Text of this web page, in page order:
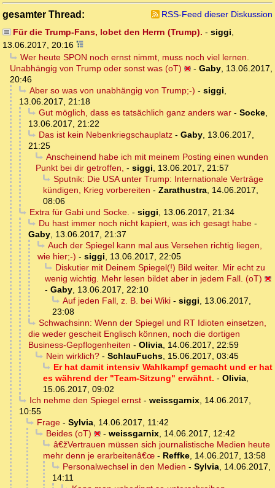
gesamter Thread:
RSS-Feed dieser Diskussion
Für die Trump-Fans, lobet den Herrn (Trump). - siggi,
13.06.2017, 20:16
Wer heute SPON noch ernst nimmt, muss noch viel lernen.
Unabhängig von Trump oder sonst was (oT)
- Gaby, 13.06.2017,
20:46
Aber so was von unabhängig von Trump;-) - siggi,
13.06.2017, 21:18
Gut möglich, dass es tatsächlich ganz anders war- Socke,
13.06.2017, 21:22
Das ist kein Nebenkriegschauplatz- Gaby, 13.06.2017,
21:25
Anscheinend habe ich mit meinem Posting einen wunden
Punkt bei dir getroffen, - siggi, 13.06.2017, 21:57
Sputnik: Die USA unter Trump: Internationale Verträge
kündigen, Krieg vorbereiten - Zarathustra, 14.06.2017,
08:06
Extra für Gabi und Socke. - siggi, 13.06.2017, 21:34
Du hast immer noch nicht kapiert, was ich gesagt habe-
Gaby, 13.06.2017, 21:37
Auch der Spiegel kann mal aus Versehen richtig liegen,
wie hier;-) - siggi, 13.06.2017, 22:05
Diskutier mit Deinem Spiegel(!) Bild weiter. Mir echt zu
wenig wichtig. Mehr lesen bildet aber in jedem Fall. (oT)
- Gaby, 13.06.2017, 22:10
Auf jeden Fall, z. B. bei Wiki- siggi, 13.06.2017,
23:08
Schwachsinn: Wenn der Spiegel und RT Idioten einsetzen,
die weder gescheit Englisch können, noch die dortigen
Business-Gepflogenheiten - Olivia, 14.06.2017, 22:59
Nein wirklich?- SchlauFuchs, 15.06.2017, 03:45
Er hat damit intensiv Wahlkampf gemacht und er hat
es während der "Team-Sitzung" erwähnt. - Olivia,
15.06.2017, 09:02
Ich nehme den Spiegel ernst- weissgarnix, 14.06.2017,
10:55
Frage- Sylvia, 14.06.2017, 11:42
Beides (oT)
- weissgarnix, 14.06.2017, 12:42
â€žVertrauen müssen sich journalistische Medien heute
mehr denn je erarbeitenâ€œ - Reffke, 14.06.2017, 13:58
Personalwechsel in den Medien - Sylvia, 14.06.2017,
14:11